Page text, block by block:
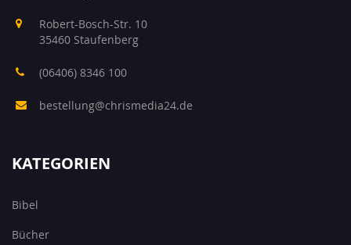
Robert-Bosch-Str. 10
35460 Staufenberg
(06406) 8346 100
bestellung@chrismedia24.de
KATEGORIEN
Bibel
Bücher